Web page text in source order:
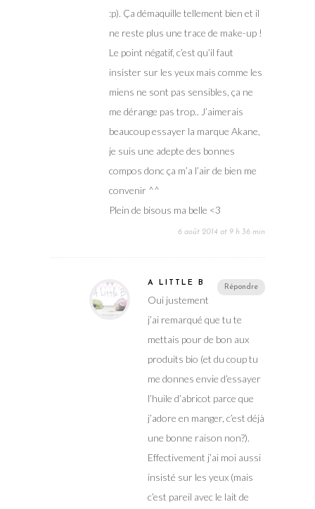
:p). Ça démaquille tellement bien et il
ne reste plus une trace de make-up !
Le point négatif, c’est qu’il faut
insister sur les yeux mais comme les
miens ne sont pas sensibles, ça ne
me dérange pas trop.. J’aimerais
beaucoup essayer la marque Akane,
je suis une adepte des bonnes
compos donc ça m’a l’air de bien me
convenir ^^
Plein de bisous ma belle <3
6 août 2014 at 9 h 36 min
Répondre
A LITTLE B
Oui justement
j’ai remarqué que tu te
mettais pour de bon aux
produits bio (et du coup tu
me donnes envie d’essayer
l’huile d’abricot parce que
j’adore en manger, c’est déjà
une bonne raison non?).
Effectivement j’ai moi aussi
insisté sur les yeux (mais
c’est pareil avec le lait de